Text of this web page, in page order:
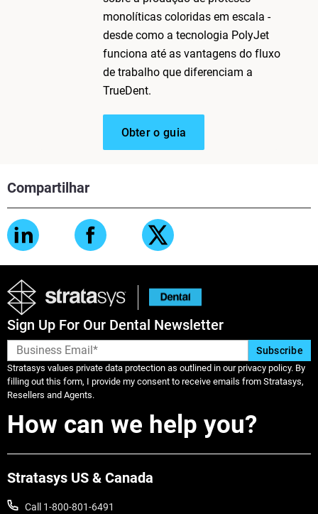
monolíticas coloridas em escala -
desde como a tecnologia PolyJet
funciona até as vantagens do fluxo
de trabalho que diferenciam a
TrueDent.
Obter o guia
Compartilhar
Sign Up For Our Dental Newsletter
Stratasys values private data protection as outlined in our privacy policy. By
filling out this form, I provide my consent to receive emails from Stratasys,
Resellers and Agents.
How can we help you?
Stratasys US & Canada
Call 1-800-801-6491